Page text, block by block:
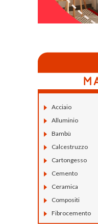
Acciaio
Alluminio
Bambù
Calcestruzzo
Cartongesso
Cemento
Ceramica
Compositi
Fibrocemento